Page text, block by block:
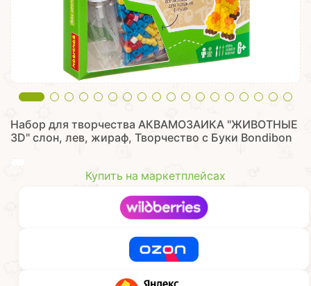
Набор для творчества АКВАМОЗАИКА "ЖИВОТНЫЕ
3D" слон, лев, жираф, Творчество с Буки Bondibon
Купить на маркетплейсах